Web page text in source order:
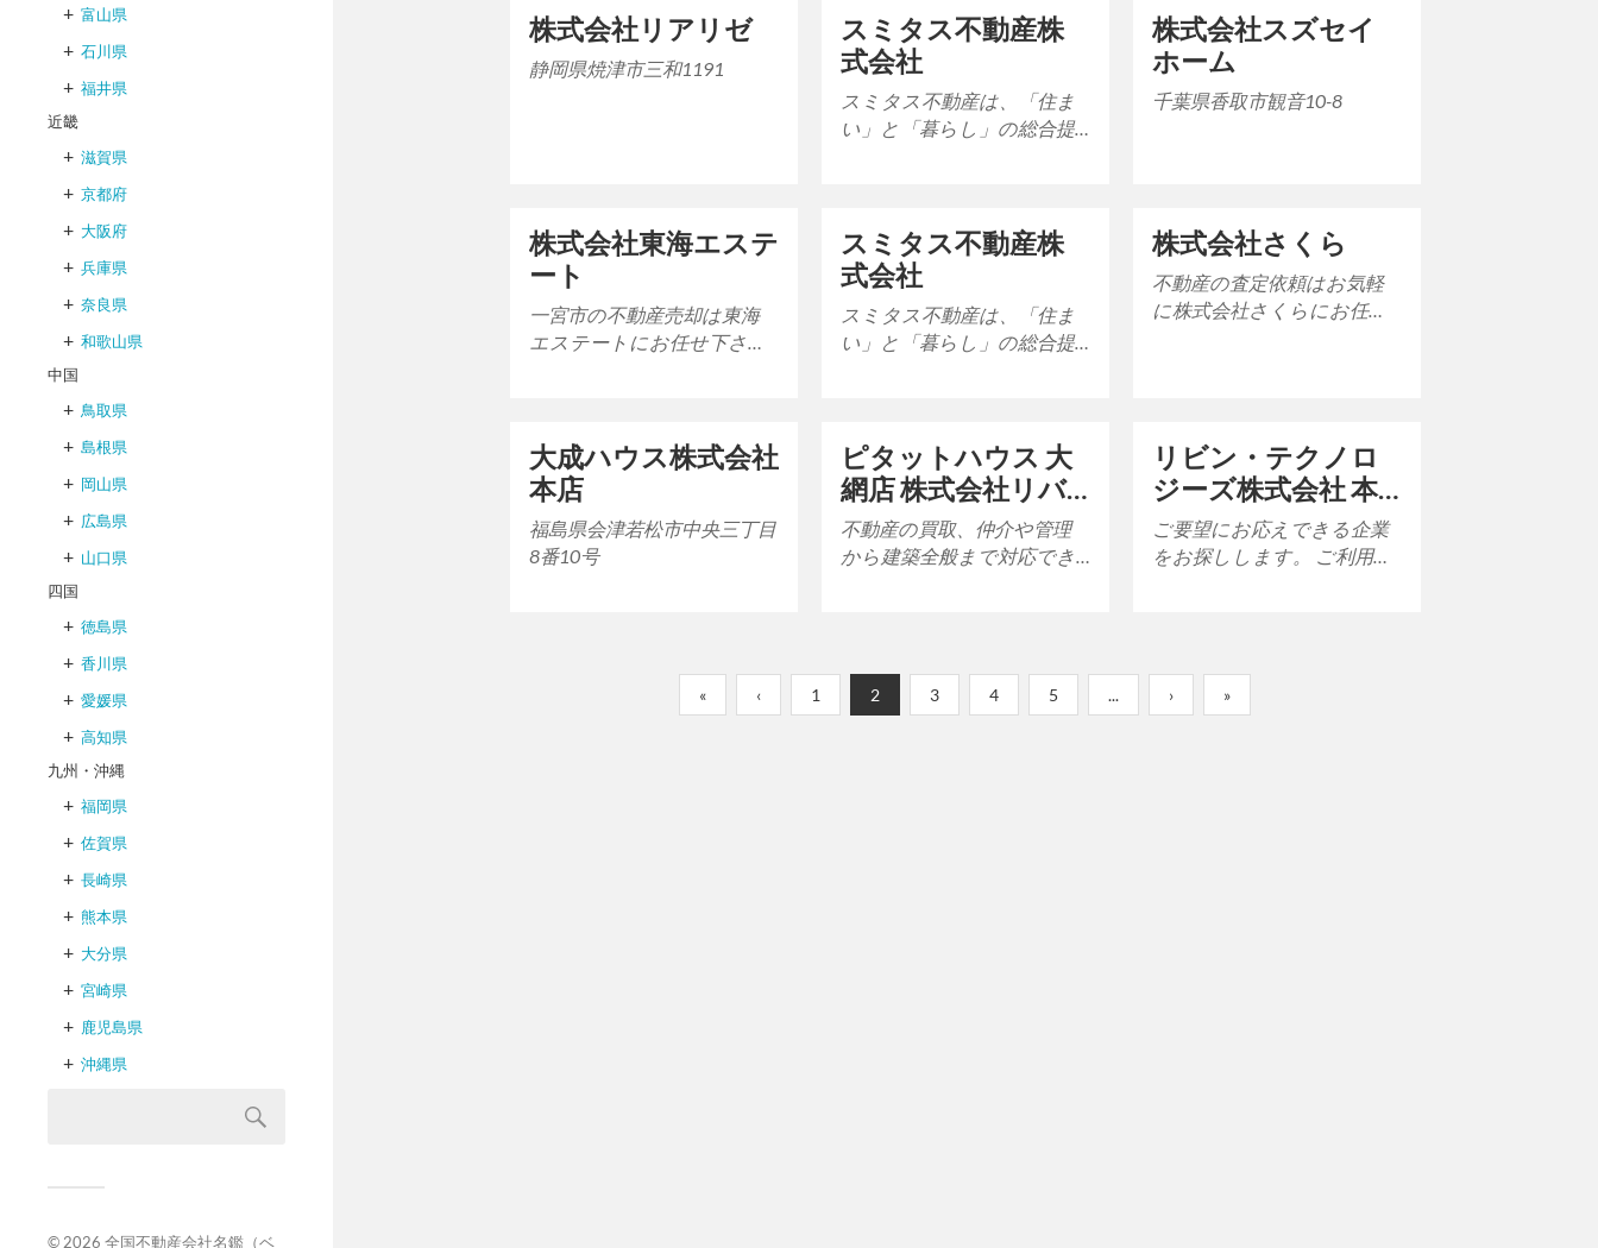
+ 富山県
+ 石川県
+ 福井県
近畿
+ 滋賀県
+ 京都府
+ 大阪府
+ 兵庫県
+ 奈良県
+ 和歌山県
中国
+ 鳥取県
+ 島根県
+ 岡山県
+ 広島県
+ 山口県
四国
+ 徳島県
+ 香川県
+ 愛媛県
+ 高知県
九州・沖縄
+ 福岡県
+ 佐賀県
+ 長崎県
+ 熊本県
+ 大分県
+ 宮崎県
+ 鹿児島県
+ 沖縄県
© 2026 全国不動産会社名鑑（ベ
株式会社リアリゼ
静岡県焼津市三和1191
スミタス不動産株
式会社
スミタス不動産は、「住ま
い」と「暮らし」の総合提
株式会社スズセイ
ホーム
千葉県香取市観音10-8
株式会社東海エステ
ート
一宮市の不動産売却は東海
エステートにお任せ下さ
スミタス不動産株
式会社
スミタス不動産は、「住ま
い」と「暮らし」の総合提
株式会社さくら
不動産の査定依頼はお気軽
に株式会社さくらにお任せ
大成ハウス株式会社
本店
福島県会津若松市中央三丁目
8番10号
ピタットハウス 大
網店 株式会社リバ
ティ
不動産の買取、仲介や管理
から建築全般まで対応でき
リビン・テクノロ
ジーズ株式会社 本
社
ご要望にお応えできる企業
をお探しします。 ご利用あ
« ‹ 1 2 3 4 5 ... › »